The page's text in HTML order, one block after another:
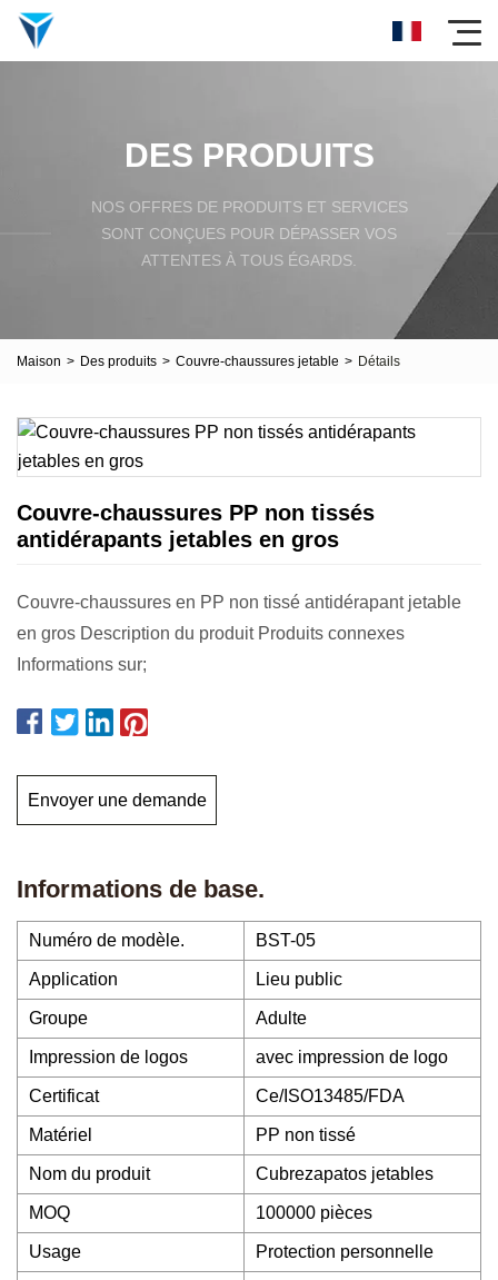
DES PRODUITS
NOS OFFRES DE PRODUITS ET SERVICES
SONT CONÇUES POUR DÉPASSER VOS
ATTENTES À TOUS ÉGARDS.
Maison > Des produits > Couvre-chaussures jetable > Détails
Couvre-chaussures PP non tissés
antidérapants jetables en gros
Couvre-chaussures en PP non tissé antidérapant jetable
en gros Description du produit Produits connexes
Informations sur;
Envoyer une demande
Informations de base.
Numéro de modèle. BST-05
Application Lieu public
Groupe Adulte
Impression de logos avec impression de logo
Certificat Ce/ISO13485/FDA
Matériel PP non tissé
Nom du produit Cubrezapatos jetables
MOQ 100000 pièces
Usage Protection personnelle